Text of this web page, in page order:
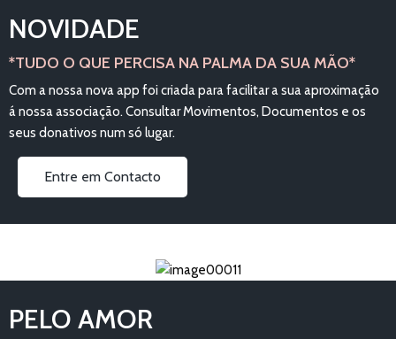
NOVIDADE
*TUDO O QUE PERCISA NA PALMA DA SUA MÃO*
Com a nossa nova app foi criada para facilitar a sua aproximação
á nossa associação. Consultar Movimentos, Documentos e os
seus donativos num só lugar.
Entre em Contacto
PELO AMOR